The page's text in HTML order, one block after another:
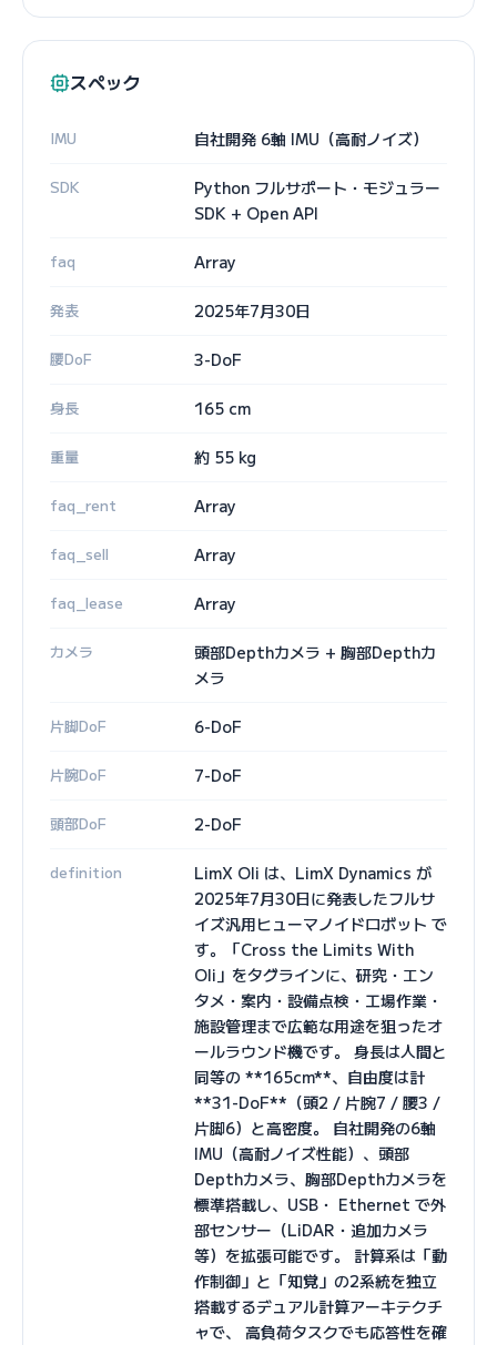
スペック
IMU 自社開発 6軸 IMU（高耐ノイズ）
SDK
Python フルサポート・モジュラー
SDK + Open API
faq Array
発表 2025年7月30日
腰DoF 3-DoF
身長 165 cm
重量 約 55 kg
faq_rent Array
faq_sell Array
faq_lease Array
カメラ
頭部Depthカメラ + 胸部Depthカ
メラ
片脚DoF 6-DoF
片腕DoF 7-DoF
頭部DoF 2-DoF
definition
LimX Oli は、LimX Dynamics が
2025年7月30日に発表したフルサ
イズ汎用ヒューマノイドロボット で
す。「Cross the Limits With
Oli」をタグラインに、研究・エン
タメ・案内・設備点検・工場作業・
施設管理まで広範な用途を狙ったオ
ールラウンド機です。 身長は人間と
同等の **165cm**、自由度は計
**31-DoF**（頭2 / 片腕7 / 腰3 /
片脚6）と高密度。 自社開発の6軸
IMU（高耐ノイズ性能）、頭部
Depthカメラ、胸部Depthカメラを
標準搭載し、USB・ Ethernet で外
部センサー（LiDAR・追加カメラ
等）を拡張可能です。 計算系は「動
作制御」と「知覚」の2系統を独立
搭載するデュアル計算アーキテクチ
ャで、 高負荷タスクでも応答性を確